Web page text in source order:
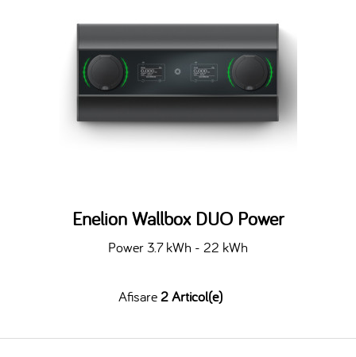
Enelion Wallbox DUO Power
Power 3.7 kWh - 22 kWh
Afisare2 Articol(e)